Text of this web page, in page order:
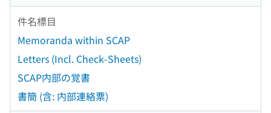
件名標目
Memoranda within SCAP
Letters (Incl. Check-Sheets)
SCAP内部の覚書
書簡 (含: 内部連絡票)